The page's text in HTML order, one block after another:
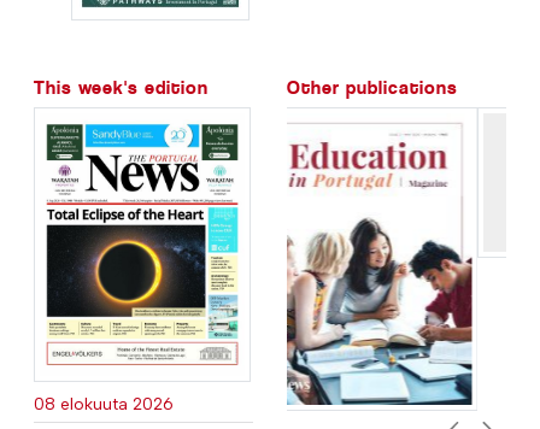
This week's edition
08 elokuuta 2026
Other publications